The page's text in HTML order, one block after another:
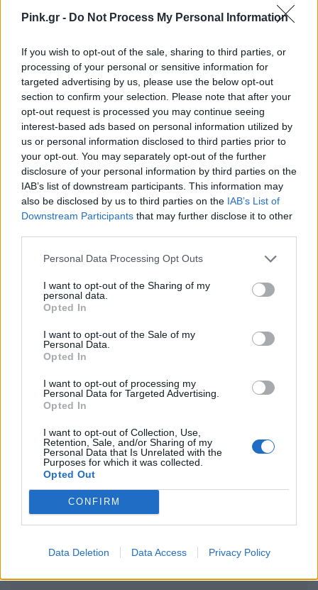
Pink.gr - Do Not Process My Personal Information
If you wish to opt-out of the sale, sharing to third parties, or
processing of your personal or sensitive information for
targeted advertising by us, please use the below opt-out
section to confirm your selection. Please note that after your
opt-out request is processed you may continue seeing
interest-based ads based on personal information utilized by
us or personal information disclosed to third parties prior to
your opt-out. You may separately opt-out of the further
disclosure of your personal information by third parties on the
IAB’s list of downstream participants. This information may
also be disclosed by us to third parties on the IAB’s List of
Downstream Participants that may further disclose it to other
Personal Data Processing Opt Outs
I want to opt-out of the Sharing of my
personal data.
Opted In
I want to opt-out of the Sale of my
Personal Data.
Opted In
I want to opt-out of processing my
Personal Data for Targeted Advertising.
Opted In
I want to opt-out of Collection, Use,
Retention, Sale, and/or Sharing of my
Personal Data that Is Unrelated with the
Purposes for which it was collected.
Opted Out
CONFIRM
Data Deletion Data Access Privacy Policy
Ακολουθήστε το Pink.gr στο
μάθετε πρώτοιτα πιο hot νέα .
Ακολουθήστε το Pink.gr και στο
ΔΙΑΦΗΜΙΣΗ